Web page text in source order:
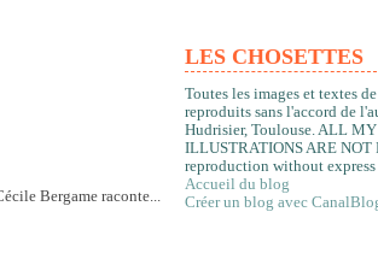
LES CHOSETTES
Toutes les images et textes
reproduits sans l'accord de
Hudrisier, Toulouse. ALL
ILLUSTRATIONS ARE NOT
reproduction without
Accueil du blog
Créer un blog avec